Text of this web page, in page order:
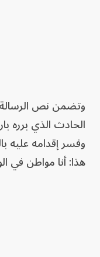
وتضمن نص الرسالة
الحادث الذي برره
وفسر إقدامه
هذا: أنا مواطن في